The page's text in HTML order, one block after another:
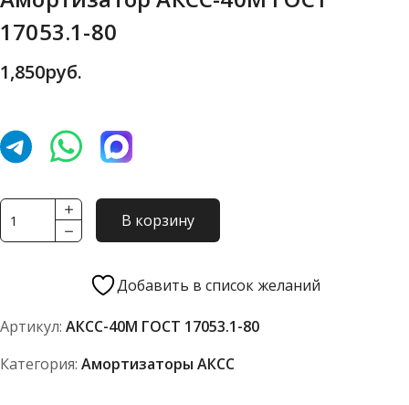
17053.1-80
1,850руб.
Количество
товара
17053.1-
В корзину
Добавить в список желаний
Артикул: АКСС-40М ГОСТ 17053.1-80
Категория: Амортизаторы АКСС